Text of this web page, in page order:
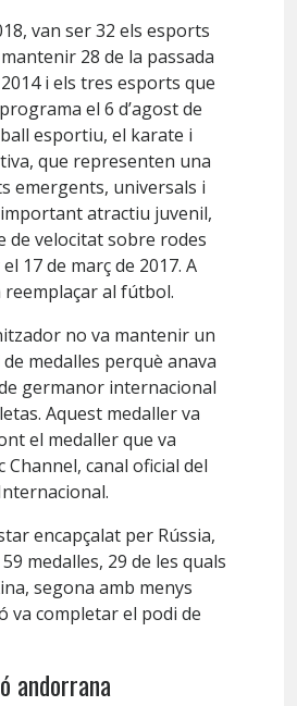
van ser 32 els esports
28 de la passada
i els tres esports que
el 6 d’agost de
esportiu, el karate i
que representen una
emergents, universals i
atractiu juvenil,
de velocitat sobre rodes
17 de març de 2017. A
reemplaçar al fútbol.
no va mantenir un
medalles perquè anava
germanor internacional
Aquest medaller va
el medaller que va
Channel, canal oficial del
encapçalat per Rússia,
medalles, 29 de les quals
segona amb menys
va completar el podi de
andorrana